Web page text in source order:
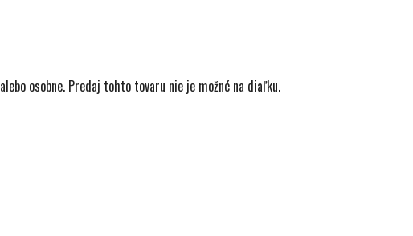
alebo osobne. Predaj tohto tovaru nie je možné na diaľku.